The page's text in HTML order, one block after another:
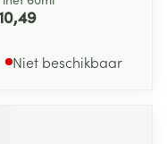
Niet beschikbaar